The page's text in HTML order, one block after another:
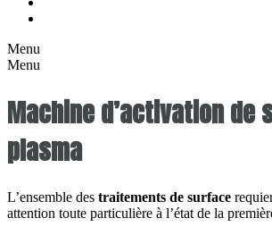
Menu
Menu
Machine d’activation de
plasma
L’ensemble des traitements de surface
attention toute particulière à l’état de la